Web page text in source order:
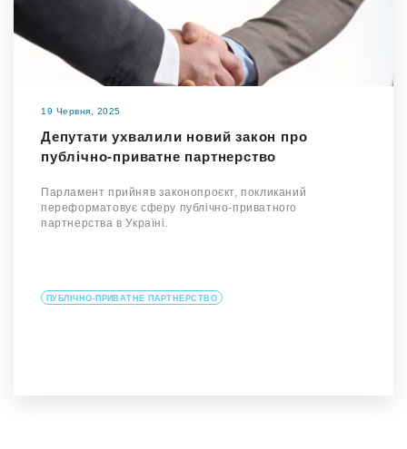
19 Червня, 2025
Депутати ухвалили новий закон про
публічно-приватне партнерство
Парламент прийняв законопроєкт, покликаний
переформатовує сферу публічно-приватного
партнерства в Україні.
ПУБЛІЧНО-ПРИВАТНЕ ПАРТНЕРСТВО